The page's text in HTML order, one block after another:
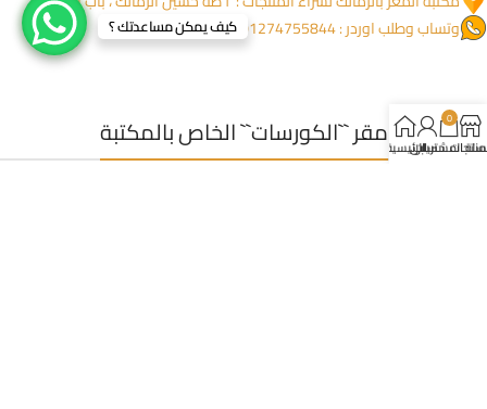
وتساب وطلب اوردر : 01274755844
مقر ``الكورسات`` الخاص بالمكتبة
كيف يمكن مساعدتك ؟
0
سلة المشتريات
حسابيالرئيسية